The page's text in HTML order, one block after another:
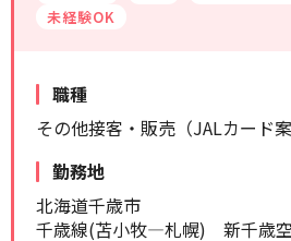
未経験OK
職種
その他接客・販売（JALカード案
勤務地
北海道千歳市
千歳線(苫小牧―札幌) 新千歳空